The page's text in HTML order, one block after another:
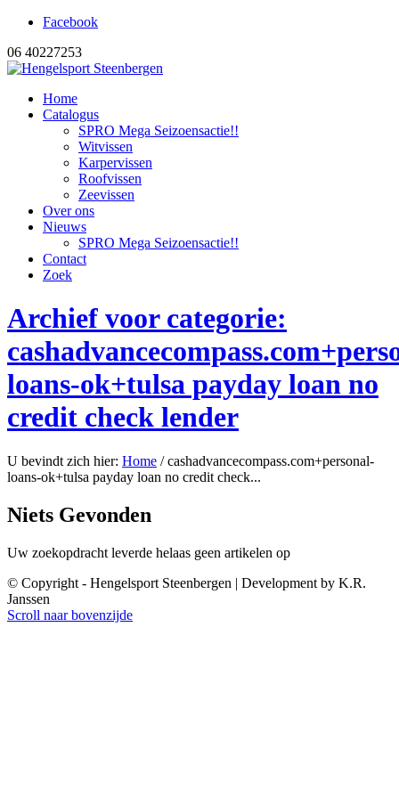
Facebook
06 40227253
Home
Catalogus
SPRO Mega Seizoensactie!!
Witvissen
Karpervissen
Roofvissen
Zeevissen
Over ons
Nieuws
SPRO Mega Seizoensactie!!
Contact
Zoek
Archief voor categorie:
loans-ok+tulsa payday loan no
credit check lender
U bevindt zich hier: Home / cashadvancecompass.com+personal-
loans-ok+tulsa payday loan no credit check...
Niets Gevonden
Uw zoekopdracht leverde helaas geen artikelen op
© Copyright - Hengelsport Steenbergen | Development by K.R.
Janssen
Scroll naar bovenzijde